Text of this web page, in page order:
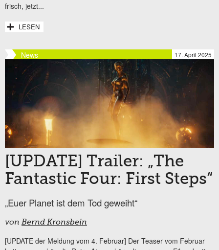
frisch, jetzt...
LESEN
News 17. April 2025
[UPDATE] Trailer: „The
Fantastic Four: First Steps“
„Euer Planet ist dem Tod geweiht“
von Bernd Kronsbein
[UPDATE der Meldung vom 4. Februar] Der Teaser vom Februar